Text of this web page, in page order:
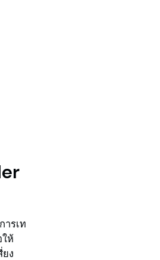
ารเท
ห้
ง